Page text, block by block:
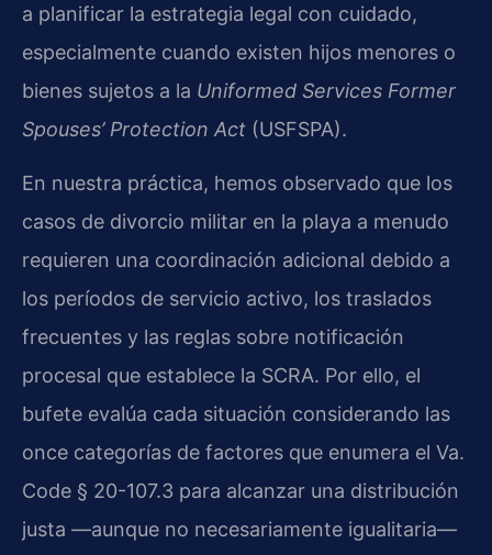
a planificar la estrategia legal con cuidado,
especialmente cuando existen hijos menores o
bienes sujetos a la Uniformed Services Former
Spouses’ Protection Act (USFSPA).
En nuestra práctica, hemos observado que los
casos de divorcio militar en la playa a menudo
requieren una coordinación adicional debido a
los períodos de servicio activo, los traslados
frecuentes y las reglas sobre notificación
procesal que establece la SCRA. Por ello, el
bufete evalúa cada situación considerando las
once categorías de factores que enumera el Va.
Code § 20-107.3 para alcanzar una distribución
justa —aunque no necesariamente igualitaria—